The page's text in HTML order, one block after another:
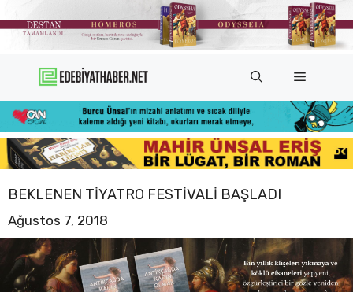
atla
Menü
BEKLENEN TIYATRO FESTIVALI BAŞLADI
Ağustos 7, 2018